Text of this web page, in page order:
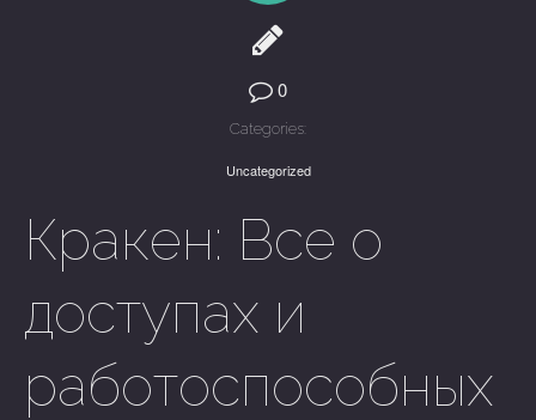
0
Categories:
Uncategorized
Кракен: Все о
доступах и
работоспособных